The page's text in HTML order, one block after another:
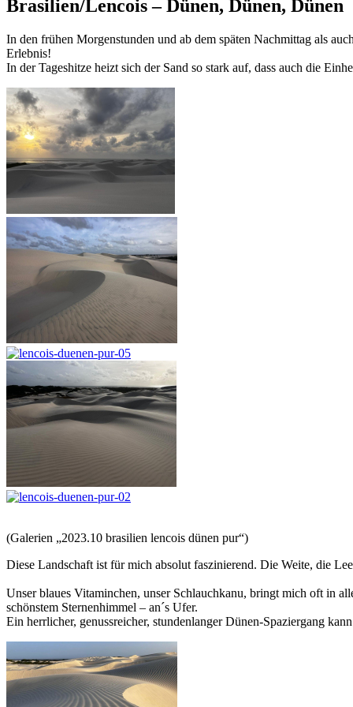
Brasilien/Lencois – Dünen, Dünen, Dünen
In den frühen Morgenstunden und ab dem späten Nachmittag als
Erlebnis!
In der Tageshitze heizt sich der Sand so stark auf, dass auch die
(Galerien „2023.10 brasilien lencois dünen pur“)
Diese Landschaft ist für mich absolut faszinierend. Die Weite, die
Unser blaues Vitaminchen, unser Schlauchkanu, bringt mich oft in
schönstem Sternenhimmel – an´s Ufer.
Ein herrlicher, genussreicher, stundenlanger Dünen-Spaziergang